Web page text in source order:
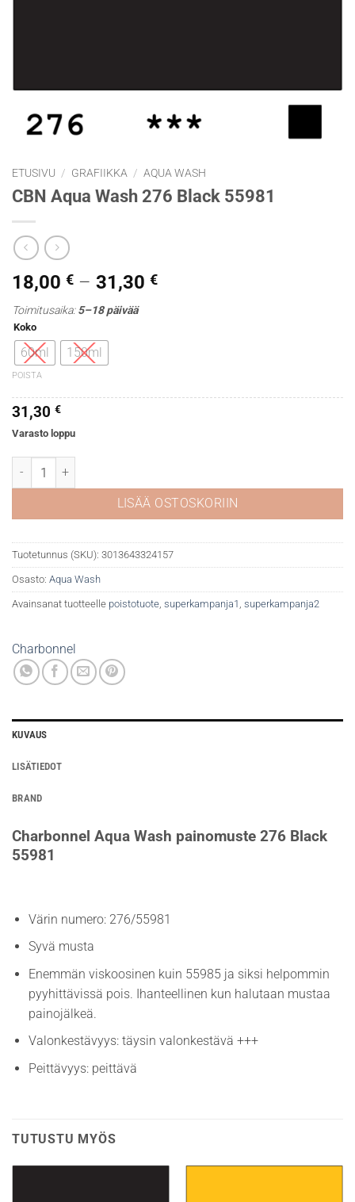
ETUSIVU / GRAFIIKKA / AQUA WASH
CBN Aqua Wash 276 Black 55981
18,00 € – 31,30 €Hintaluokka:
Toimitusaika:5–18 päivää
Koko
60ml 150ml
POISTA
31,30 €
Varasto loppu
CBN Aqua Wash 276 Black 55981 määrä
LISÄÄ OSTOSKORIIN
Tuotetunnus (SKU): 3013643324157
Osasto: Aqua Wash
Avainsanat tuotteelle poistotuote, superkampanja1 , superkampanja2
Charbonnel
KUVAUS
LISÄTIEDOT
BRAND
Charbonnel Aqua Wash painomuste 276 Black
55981
Värin numero: 276/55981
Syvä musta
Enemmän viskoosinen kuin 55985 ja siksi helpommin
pyyhittävissä pois. Ihanteellinen kun halutaan mustaa
painojälkeä.
Valonkestävyys: täysin valonkestävä +++
Peittävyys: peittävä
TUTUSTU MYÖS